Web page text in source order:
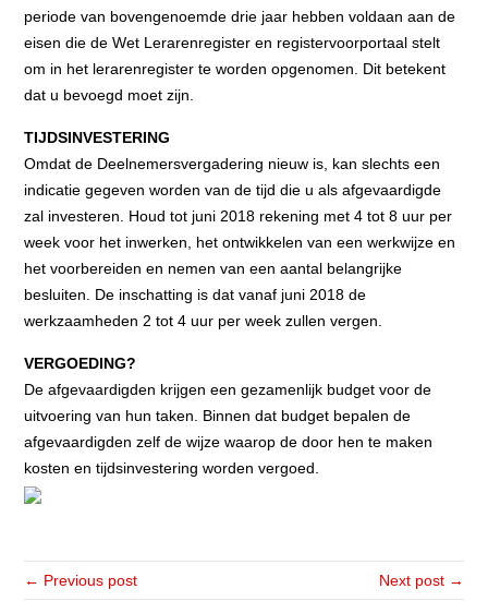
periode van bovengenoemde drie jaar hebben voldaan aan de
eisen die de Wet Lerarenregister en registervoorportaal stelt
om in het lerarenregister te worden opgenomen. Dit betekent
dat u bevoegd moet zijn.
TIJDSINVESTERING
Omdat de Deelnemersvergadering nieuw is, kan slechts een
indicatie gegeven worden van de tijd die u als afgevaardigde
zal investeren. Houd tot juni 2018 rekening met 4 tot 8 uur per
week voor het inwerken, het ontwikkelen van een werkwijze en
het voorbereiden en nemen van een aantal belangrijke
besluiten. De inschatting is dat vanaf juni 2018 de
werkzaamheden 2 tot 4 uur per week zullen vergen.
VERGOEDING?
De afgevaardigden krijgen een gezamenlijk budget voor de
uitvoering van hun taken. Binnen dat budget bepalen de
afgevaardigden zelf de wijze waarop de door hen te maken
kosten en tijdsinvestering worden vergoed.
← Previous post Next post →